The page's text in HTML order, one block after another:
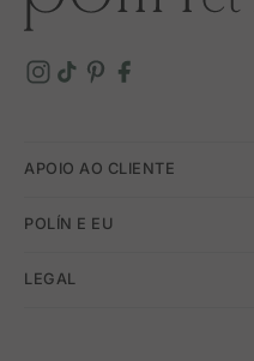
APOIO AO CLIENTE
POLÍN E EU
LEGAL